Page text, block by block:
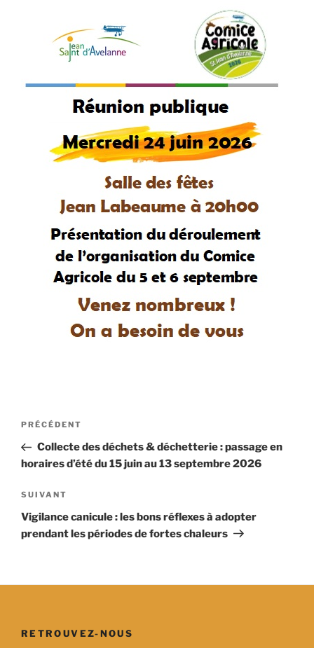
Navigation
l’article
Article
précédent
PRÉCÉDENT
Collecte des déchets & déchetterie : passage en
horaires d’été du 15 juin au 13 septembre 2026
Article
suivant
SUIVANT
Vigilance canicule : les bons réflexes à adopter
prendant les périodes de fortes chaleurs
RETROUVEZ-NOUS